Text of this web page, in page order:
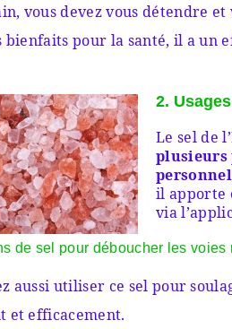
vous devez vous détendre
bienfaits pour la santé, il a un
2.
Le sel de
plusieurs
il apporte
via
de sel pour déboucher les voies
aussi utiliser ce sel pour
et efficacement.